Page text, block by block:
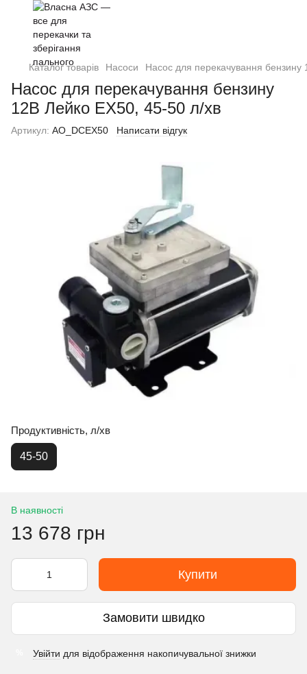
Каталог товарів Насоси Насос для перекачування
Насос для перекачування бензину
12В Лейко EX50, 45-50 л/хв
Артикул: AO_DCEX50 Написати відгук
Продуктивність, л/хв
45-50
В наявності
13 678 грн
Купити
Замовити швидко
Увійти для відображення накопичувальної знижки